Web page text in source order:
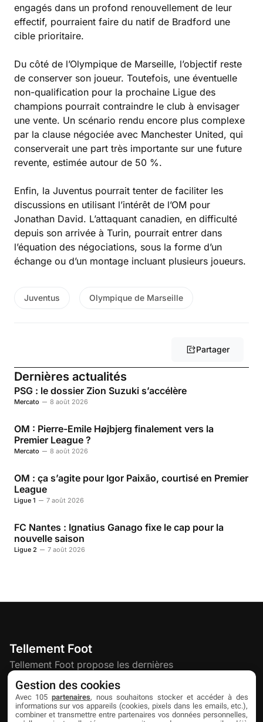
engagés dans un profond renouvellement de leur
effectif, pourraient faire du natif de Bradford une
cible prioritaire.
Du côté de l’Olympique de Marseille, l’objectif reste
de conserver son joueur. Toutefois, une éventuelle
non-qualification pour la prochaine Ligue des
champions pourrait contraindre le club à envisager
une vente. Un scénario rendu encore plus complexe
par la clause négociée avec Manchester United, qui
conserverait une part très importante sur une future
revente, estimée autour de 50 %.
Enfin, la Juventus pourrait tenter de faciliter les
discussions en utilisant l’intérêt de l’OM pour
Jonathan David. L’attaquant canadien, en difficulté
depuis son arrivée à Turin, pourrait entrer dans
l’équation des négociations, sous la forme d’un
échange ou d’un montage incluant plusieurs joueurs.
Juventus Olympique de Marseille
Partager
Dernières actualités
PSG : le dossier Zion Suzuki s’accélère
Mercato 8 août 2026
OM : Pierre-Emile Højbjerg finalement vers la
Premier League ?
Mercato 8 août 2026
OM : ça s’agite pour Igor Paixão, courtisé en Premier
League
Ligue 1 7 août 2026
FC Nantes : Ignatius Ganago fixe le cap pour la
nouvelle saison
Ligue 2 7 août 2026
Tellement Foot
Tellement Foot propose les dernières
actualités et nouveautés créatives dédiées
au football.
Gestion des cookies
Avec 105 partenaires, nous souhaitons stocker et accéder à des
informations sur vos appareils (cookies, pixels dans les emails, etc.),
combiner et transmettre entre partenaires vos données personnelles,